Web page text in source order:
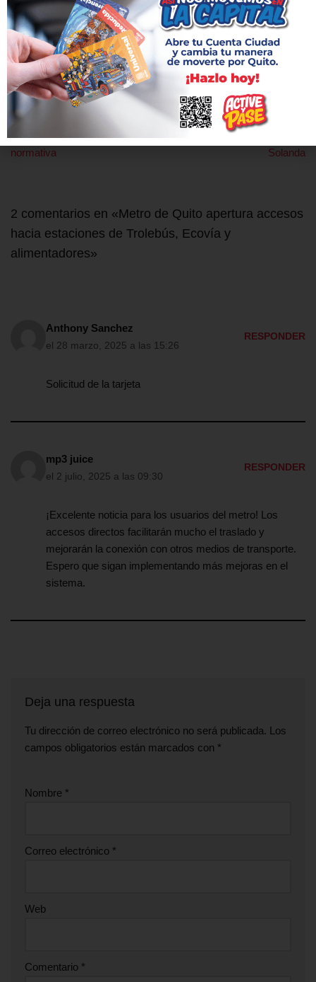
OPERACIÓN
ANTERIOR
Metro de Quito contrata
mantenimientos con
transparencia y cumpliendo
normativa
Municipio demanda a
aseguradora para que active
póliza a favor de vecinos de
Solanda
2 comentarios en «Metro de Quito apertura accesos
hacia estaciones de Trolebús, Ecovía y
alimentadores»
Anthony Sanchez
el 28 marzo, 2025 a las 15:26
RESPONDER
Solicitud de la tarjeta
mp3 juice
el 2 julio, 2025 a las 09:30
RESPONDER
¡Excelente noticia para los usuarios del metro! Los
accesos directos facilitarán mucho el traslado y
mejorarán la conexión con otros medios de transporte.
Espero que sigan implementando más mejoras en el
sistema.
Deja una respuesta
Tu dirección de correo electrónico no será publicada. Los
campos obligatorios están marcados con *
Nombre *
Correo electrónico *
Web
Comentario *